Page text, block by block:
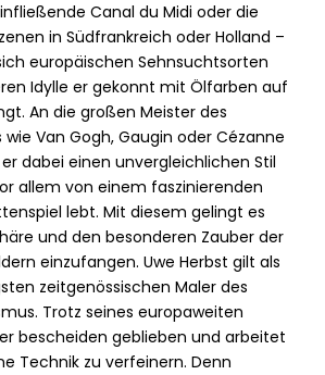
Canal du Midi oder die
in Südfrankreich oder Holland –
europäischen Sehnsuchtsorten
Idylle er gekonnt mit Ölfarben auf
An die großen Meister des
Van Gogh, Gaugin oder Cézanne
dabei einen unvergleichlichen Stil
allem von einem faszinierenden
lebt. Mit diesem gelingt es
und den besonderen Zauber der
einzufangen. Uwe Herbst gilt als
zeitgenössischen Maler des
Trotz seines europaweiten
bescheiden geblieben und arbeitet
Technik zu verfeinern. Denn